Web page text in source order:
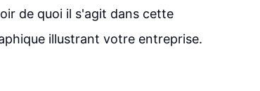
de quoi il s'agit dans cette
illustrant votre entreprise.